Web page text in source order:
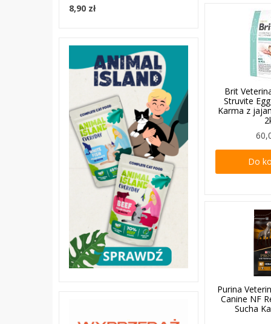
Brit
Struvite
Karma z
Do
Purina
Canine NF
Sucha
8,90 zł